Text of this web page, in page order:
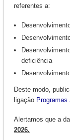
referentes a:
deficiência
Deste modo,
ligação Programas
Alertamos que a
2026.